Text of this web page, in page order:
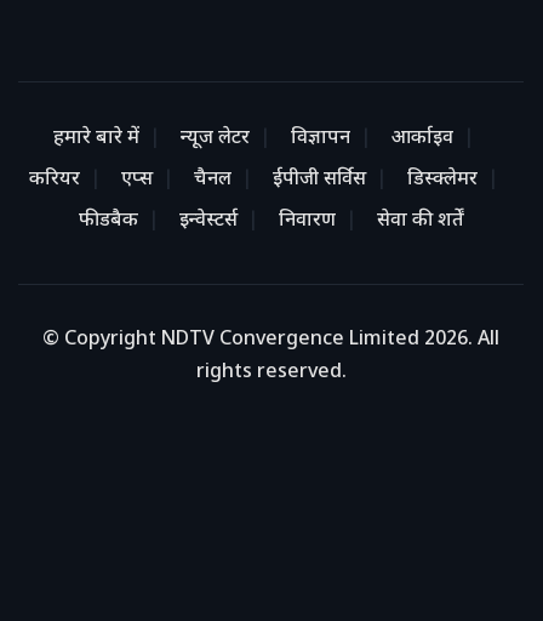
हमारे बारे में न्यूज लेटर विज्ञापन
आर्काइव
करियर
एप्स चैनल ईपीजी सर्विस
डिस्क्लेमर
फीडबैक
इन्वेस्टर्स निवारण सेवा की शर्तें
© Copyright NDTV Convergence Limited 2026. All
rights reserved.